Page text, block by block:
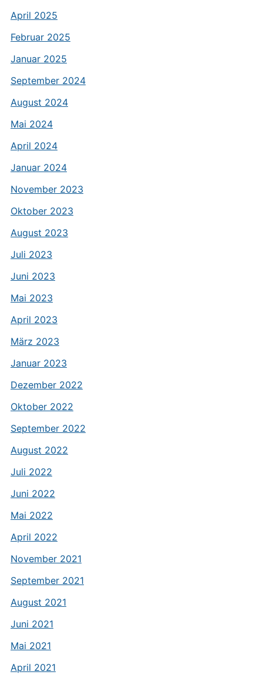
April 2025
Februar 2025
Januar 2025
September 2024
August 2024
Mai 2024
April 2024
Januar 2024
November 2023
Oktober 2023
August 2023
Juli 2023
Juni 2023
Mai 2023
April 2023
März 2023
Januar 2023
Dezember 2022
Oktober 2022
September 2022
August 2022
Juli 2022
Juni 2022
Mai 2022
April 2022
November 2021
September 2021
August 2021
Juni 2021
Mai 2021
April 2021